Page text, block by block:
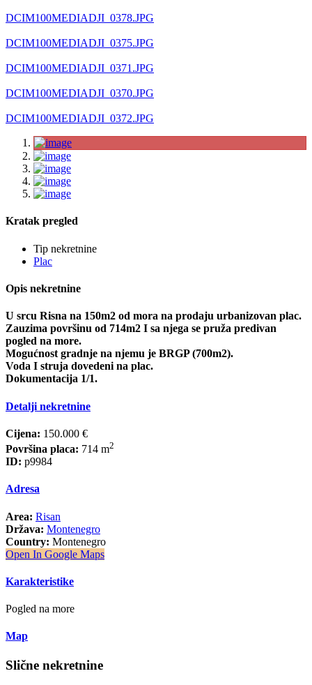
DCIM100MEDIADJI_0378.JPG
DCIM100MEDIADJI_0375.JPG
DCIM100MEDIADJI_0371.JPG
DCIM100MEDIADJI_0370.JPG
DCIM100MEDIADJI_0372.JPG
Kratak pregled
Tip nekretnine
Plac
Opis nekretnine
U srcu Risna na 150m2 od mora na prodaju urbanizovan plac.
Zauzima površinu od 714m2 I sa njega se pruža predivan
pogled na more.
Mogućnost gradnje na njemu je BRGP (700m2).
Voda I struja dovedeni na plac.
Dokumentacija 1/1.
Detalji nekretnine
Cijena: 150.000 €
Površina placa: 714 m2
ID: p9984
Adresa
Area: Risan
Država: Montenegro
Country: Montenegro
Open In Google Maps
Karakteristike
Pogled na more
Map
Slične nekretnine